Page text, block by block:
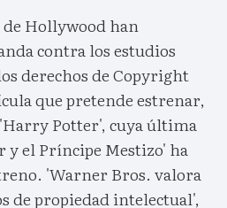
de Hollywood han
contra los estudios
derechos de Copyright
que pretende estrenar,
Potter', cuya última
el Príncipe Mestizo' ha
'Warner Bros. valora
de propiedad intelectual',